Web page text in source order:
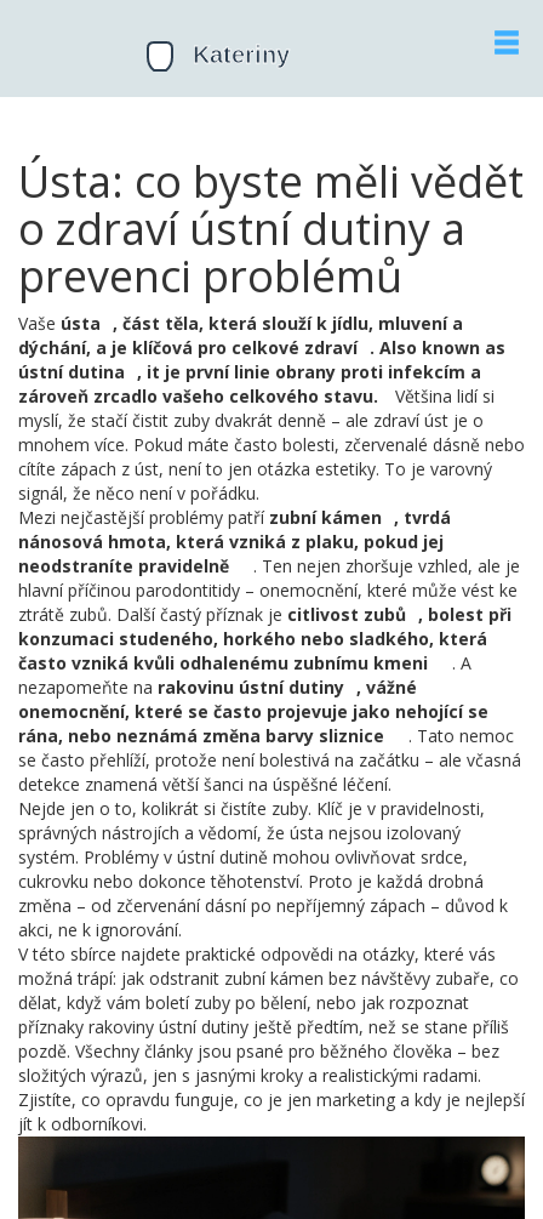
Ústa: co byste měli vědět
o zdraví ústní dutiny a
prevenci problémů
Vaše ústa , část těla, která slouží k jídlu, mluvení a
dýchání, a je klíčová pro celkové zdraví . Also known as
ústní dutina
, it je první linie obrany proti infekcím a
zároveň zrcadlo vašeho celkového stavu.
Většina lidí si
myslí, že stačí čistit zuby dvakrát denně – ale zdraví úst je o
mnohem více. Pokud máte často bolesti, zčervenalé dásně nebo
cítíte zápach z úst, není to jen otázka estetiky. To je varovný
signál, že něco není v pořádku.
Mezi nejčastější problémy patří zubní kámen , tvrdá
nánosová hmota, která vzniká z plaku, pokud jej
neodstraníte pravidelně
. Ten nejen zhoršuje vzhled, ale je
hlavní příčinou parodontitidy – onemocnění, které může vést ke
ztrátě zubů. Další častý příznak je citlivost zubů , bolest při
konzumaci studeného, horkého nebo sladkého, která
často vzniká kvůli odhalenému zubnímu kmeni
. A
nezapomeňte na rakovinu ústní dutiny , vážné
onemocnění, které se často projevuje jako nehojící se
rána, nebo neznámá změna barvy sliznice
. Tato nemoc
se často přehlíží, protože není bolestivá na začátku – ale včasná
detekce znamená větší šanci na úspěšné léčení.
Nejde jen o to, kolikrát si čistíte zuby. Klíč je v pravidelnosti,
správných nástrojích a vědomí, že ústa nejsou izolovaný
systém. Problémy v ústní dutině mohou ovlivňovat srdce,
cukrovku nebo dokonce těhotenství. Proto je každá drobná
změna – od zčervenání dásní po nepříjemný zápach – důvod k
akci, ne k ignorování.
V této sbírce najdete praktické odpovědi na otázky, které vás
možná trápí: jak odstranit zubní kámen bez návštěvy zubaře, co
dělat, když vám boletí zuby po bělení, nebo jak rozpoznat
příznaky rakoviny ústní dutiny ještě předtím, než se stane příliš
pozdě. Všechny články jsou psané pro běžného člověka – bez
složitých výrazů, jen s jasnými kroky a realistickými radami.
Zjistíte, co opravdu funguje, co je jen marketing a kdy je nejlepší
jít k odborníkovi.